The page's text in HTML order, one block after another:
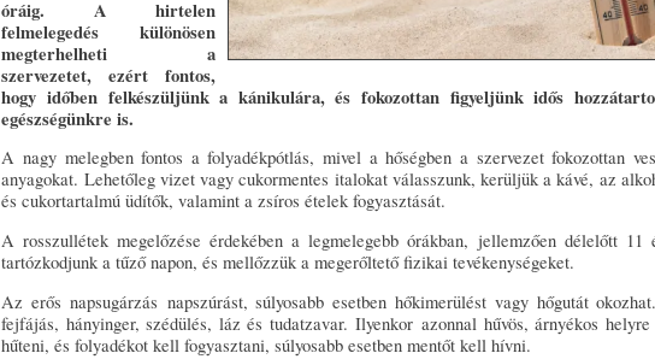
óráig. A hirtelen
felmelegedés különösen
megterhelheti a
szervezetet, ezért fontos,
hogy időben felkészüljünk a kánikulára, és fokozottan figyeljünk idős
egészségünkre is.
A nagy melegben fontos a folyadékpótlás, mivel a hőségben a szervezet fokozottan
anyagokat. Lehetőleg vizet vagy cukormentes italokat válasszunk, kerüljük a kávé, az
és cukortartalmú üdítők, valamint a zsíros ételek fogyasztását.
A rosszullétek megelőzése érdekében a legmelegebb órákban, jellemzően délelőtt
tartózkodjunk a tűző napon, és mellőzzük a megerőltető fizikai tevékenységeket.
Az erős napsugárzás napszúrást, súlyosabb esetben hőkimerülést vagy hőgutát
fejfájás, hányinger, szédülés, láz és tudatzavar. Ilyenkor azonnal hűvös, árnyékos
hűteni, és folyadékot kell fogyasztani, súlyosabb esetben mentőt kell hívni.